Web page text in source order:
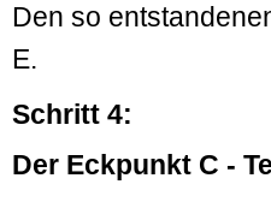
Den so
E.
Schritt 4:
Der Eckpunkt C -